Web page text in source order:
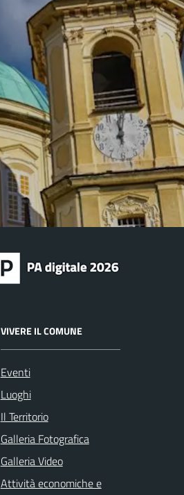
VIVERE IL COMUNE
Eventi
Luoghi
Il Territorio
Galleria Fotografica
Galleria Video
Attività economiche e